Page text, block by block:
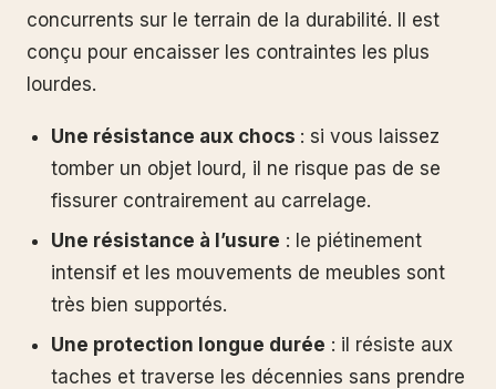
concurrents sur le terrain de la durabilité. Il est
conçu pour encaisser les contraintes les plus
lourdes.
Une résistance aux chocs : si vous laissez
tomber un objet lourd, il ne risque pas de se
fissurer contrairement au carrelage.
Une résistance à l’usure : le piétinement
intensif et les mouvements de meubles sont
très bien supportés.
Une protection longue durée : il résiste aux
taches et traverse les décennies sans prendre